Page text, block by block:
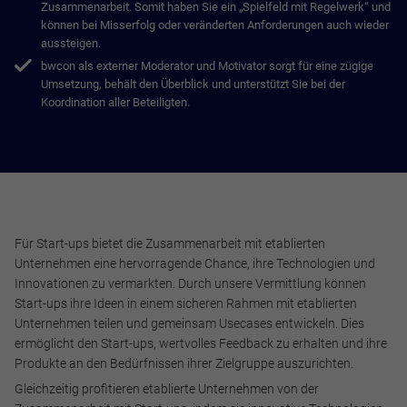
Zusammenarbeit. Somit haben Sie ein „Spielfeld mit Regelwerk“ und
können bei Misserfolg oder veränderten Anforderungen auch wieder
aussteigen.
bwcon als externer Moderator und Motivator sorgt für eine zügige
Umsetzung, behält den Überblick und unterstützt Sie bei der
Koordination aller Beteiligten.
Für Start-ups bietet die Zusammenarbeit mit etablierten
Unternehmen eine hervorragende Chance, ihre Technologien und
Innovationen zu vermarkten. Durch unsere Vermittlung können
Start-ups ihre Ideen in einem sicheren Rahmen mit etablierten
Unternehmen teilen und gemeinsam Usecases entwickeln. Dies
ermöglicht den Start-ups, wertvolles Feedback zu erhalten und ihre
Produkte an den Bedürfnissen ihrer Zielgruppe auszurichten.
Gleichzeitig profitieren etablierte Unternehmen von der
Notwendig
Diese werden für die Grundfunktionen der Website benötigt
und helfen dabei, unsere Website nutzbar zu machen sowie
Zugriffe auf sichere Bereiche unserer Website ermöglichen.
Cookie Informationen anzeigen